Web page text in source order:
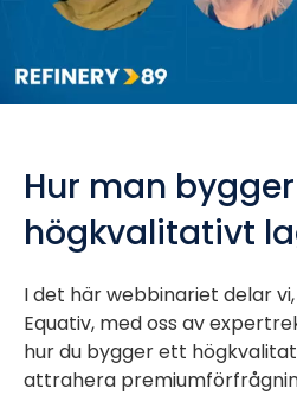
Hur man
högkvalitativt
I det här webbinariet delar
Equativ, med oss av
hur du bygger ett
attrahera